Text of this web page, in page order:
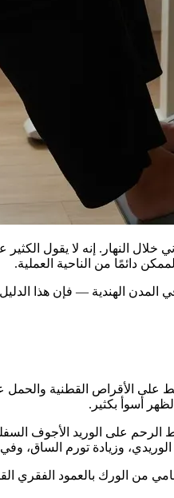
خلال النهار. إنه لا يقول
في المدن الهندية — فإن هذا
الأقراص القطنية والحمل
أسوأ بكثير.
على الوريد الأجوف
وزيادة تورم الساق، وفي
من الورك بالعمود